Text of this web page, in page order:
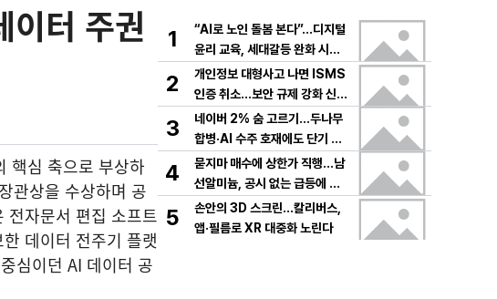
터 주권
핵심 축으로 부상하
관상을 수상하며 공
전자문서 편집 소프트
데이터 전주기 플랫
심이던 AI 데이터 공
1
“AI로 노인 돌봄 본다”…디지털
윤리 교육, 세대갈등 완화 시험
대
2
개인정보 대형사고 나면 ISMS
인증 취소…보안 규제 강화 신호
탄
3
네이버 2% 숨 고르기…두나무
합병·AI 수주 호재에도 단기 급
등 부담
4
묻지마 매수에 상한가 직행…남
선알미늄, 공시 없는 급등에 변
동성 경고음
5
손안의 3D 스크린…칼리버스,
앱·필름로 XR 대중화 노린다